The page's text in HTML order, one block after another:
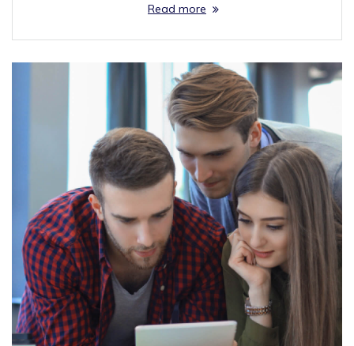
Read more